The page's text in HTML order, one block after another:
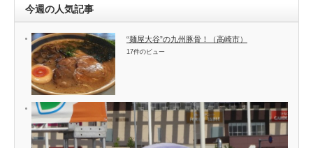
今週の人気記事
“麺屋大谷”の九州豚骨！（高崎市）
17件のビュー